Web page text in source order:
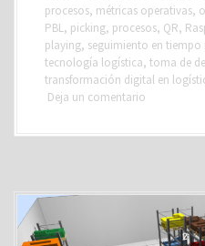
procesos, métricas operativas,
PBL, picking, procesos, QR,
playing, seguimiento en tiempo
tecnología logística, toma de
transformación digital en
Deja un comentario